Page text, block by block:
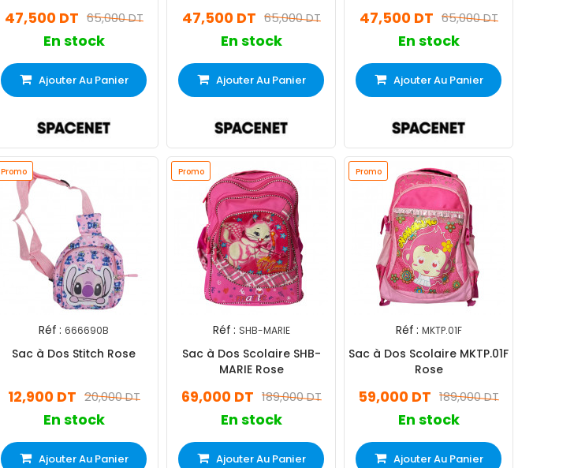
65,000 DT
47,500 DT
En stock
Ajouter Au Panier
65,000 DT
47,500 DT
En stock
Ajouter Au Panier
65,000 DT
47,500 DT
En stock
Ajouter Au Panier
Promo
Réf : 666690B
Sac à Dos Stitch Rose
20,000 DT
12,900 DT
En stock
Ajouter Au Panier
Promo
Réf : SHB-MARIE
Sac à Dos Scolaire SHB-
MARIE Rose
189,000 DT
69,000 DT
En stock
Ajouter Au Panier
Promo
Réf : MKTP.01F
Sac à Dos Scolaire MKTP.01F
Rose
189,000 DT
59,000 DT
En stock
Ajouter Au Panier